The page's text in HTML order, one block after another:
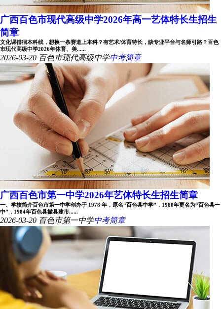
广西百色市现代高级中学2026年高一艺体特长生招生
简章
文化课徘徊本科线，想换一条赛道上本科？有艺术/体育特长，缺专业平台与名师引路？百色
市现代高级中学2026年体育、美......
2026-03-20 百色市现代高级中学中考简章
广西百色市第一中学2026年艺体特长生招生简章
一、学校简介百色市第一中学创办于 1978 年，原名“百色县中学”，1980年更名为“百色县一
中”，1984年百色县撤县建市......
2026-03-20 百色市第一中学中考简章